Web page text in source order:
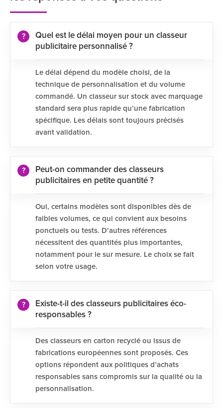
Quel est le délai moyen pour un classeur
publicitaire personnalisé ?
Le délai dépend du modèle choisi, de la
technique de personnalisation et du volume
commandé. Un classeur sur stock avec marquage
standard sera plus rapide qu’une fabrication
spécifique. Les délais sont toujours précisés
avant validation.
Peut-on commander des classeurs
publicitaires en petite quantité ?
Oui, certains modèles sont disponibles dès de
faibles volumes, ce qui convient aux besoins
ponctuels ou tests. D’autres références
nécessitent des quantités plus importantes,
notamment pour le sur mesure. Le choix se fait
selon votre usage.
Existe-t-il des classeurs publicitaires éco-
responsables ?
Des classeurs en carton recyclé ou issus de
fabrications européennes sont proposés. Ces
options répondent aux politiques d’achats
responsables sans compromis sur la qualité ou la
personnalisation.